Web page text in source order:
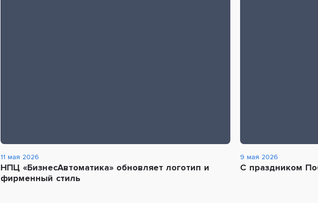
11 мая 2026
НПЦ «БизнесАвтоматика» обновляет логотип и
фирменный стиль
9 мая 2026
С праздником